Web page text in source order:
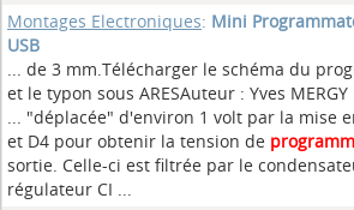
Montages Electroniques: Mini
USB
... de 3 mm.Télécharger le schéma du
et le typon sous ARESAuteur : Yves MERGY
... "déplacée" d'environ 1 volt par la mise
et D4 pour obtenir la tension de
sortie. Celle-ci est filtrée par le
régulateur CI ...